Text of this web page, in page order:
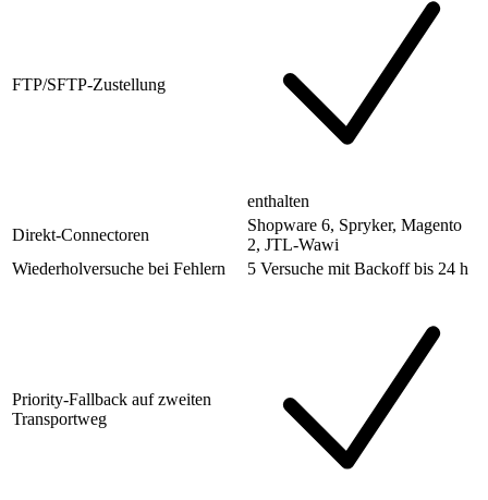
FTP/SFTP-Zustellung
enthalten
Direkt-Connectoren
Shopware 6, Spryker, Magento
2, JTL-Wawi
Wiederholversuche bei Fehlern
5 Versuche mit Backoff bis 24 h
Priority-Fallback auf zweiten
Transportweg